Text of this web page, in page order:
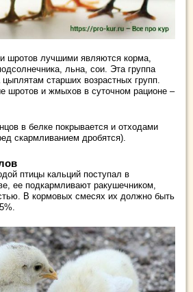
шротов лучшими являются корма,
льна, сои. Эта группа
старших возрастных групп.
шротов и жмыхов в суточном рационе –
в белке покрывается и отходами
скармливанием дробятся).
птицы кальций поступал в
ее подкармливают ракушечником,
В кормовых смесях их должно быть